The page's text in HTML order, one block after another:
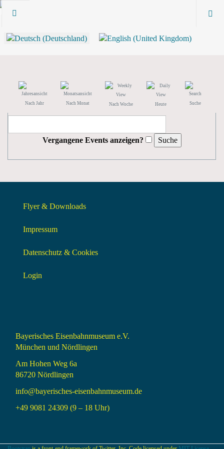
Nach Jahr Nach Monat Nach Woche Heute Suche
Vergangene Events anzeigen?
Flyer & Downloads
Impressum
Datenschutz & Cookies
Login
Bayerisches Eisenbahnmuseum e.V.
München und Nördlingen
Am Hohen Weg 6a
86720 Nördlingen
info@bayerisches-eisenbahnmuseum.de
+49 9081 24309 (9 – 18 Uhr)